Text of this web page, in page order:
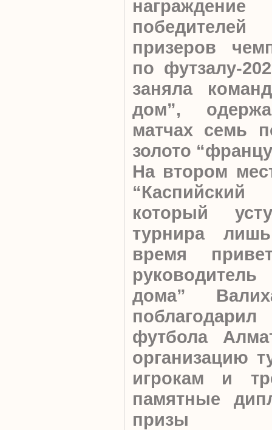
награждение
призеров
по футзалу-
заняла
дом”,
матчах семь
золото
На втором
который
турнира
время
дома”
футбола
организацию
игрокам и
памятные
призы